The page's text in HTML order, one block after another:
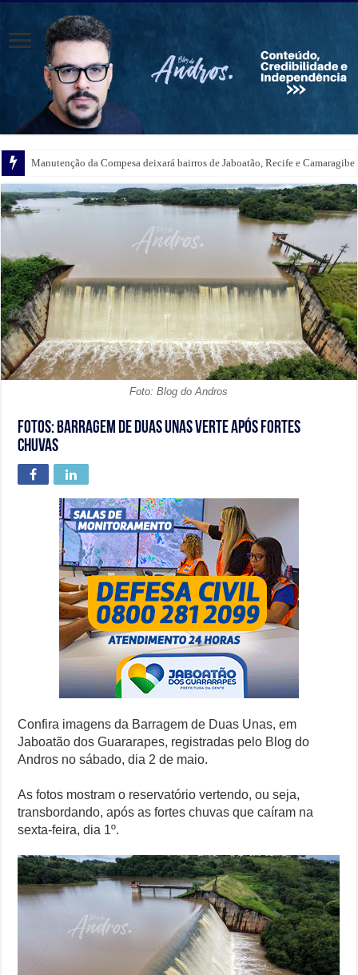
Festa de Santa Clara contará com a participação do Padre Rogério Silva
Manutenção da Compesa deixará bairros de Jaboatão, Recife e
Foto: Blog do Andros
Fotos: Barragem de Duas Unas verte após fortes
chuvas
Confira imagens da Barragem de Duas Unas, em
Jaboatão dos Guararapes, registradas pelo Blog do
Andros no sábado, dia 2 de maio.
As fotos mostram o reservatório vertendo, ou seja,
transbordando, após as fortes chuvas que caíram na
sexta-feira, dia 1º.